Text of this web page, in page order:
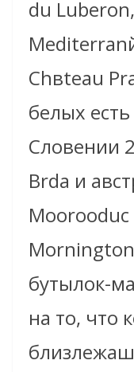
du
Chвteau
белых
Словении
Brda и
бутылок-
на то, что